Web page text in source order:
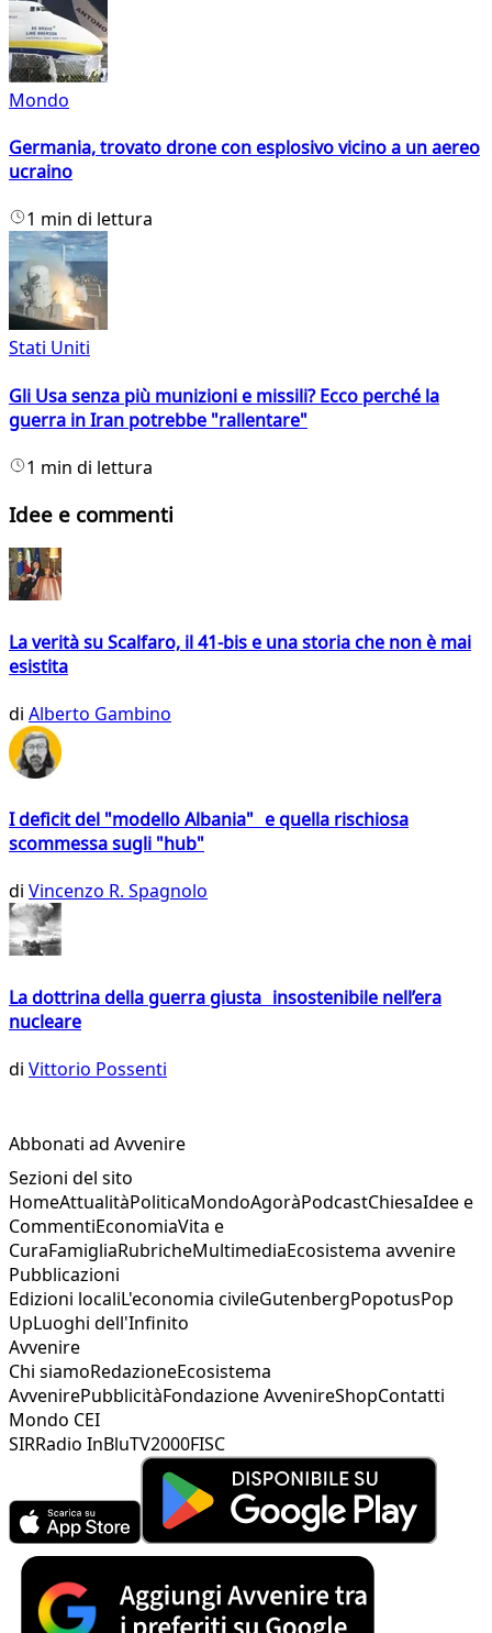
Mondo
Germania, trovato drone con esplosivo vicino a un aereo
ucraino
1 min di lettura
Stati Uniti
Gli Usa senza più munizioni e missili? Ecco perché la
guerra in Iran potrebbe "rallentare"
1 min di lettura
Idee e commenti
La verità su Scalfaro, il 41-bis e una storia che non è mai
esistita
di Alberto Gambino
I deficit del "modello Albania" e quella rischiosa
scommessa sugli "hub"
di Vincenzo R. Spagnolo
La dottrina della guerra giusta insostenibile nell’era
nucleare
di Vittorio Possenti
Abbonati ad Avvenire
Sezioni del sito
HomeAttualitàPoliticaMondoAgoràPodcastChiesaIdee e
CommentiEconomiaVita e
CuraFamigliaRubricheMultimediaEcosistema avvenire
Pubblicazioni
Edizioni localiL'economia civileGutenbergPopotusPop
UpLuoghi dell'Infinito
Avvenire
Chi siamoRedazioneEcosistema
AvvenirePubblicitàFondazione AvvenireShopContatti
Mondo CEI
SIRRadio InBluTV2000FISC